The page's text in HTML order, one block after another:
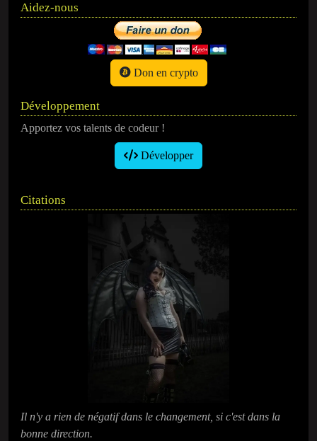
Aidez-nous
Don en crypto
Développement
Apportez vos talents de codeur !
Développer
Citations
Il n'y a rien de négatif dans le changement, si c'est dans la
bonne direction.